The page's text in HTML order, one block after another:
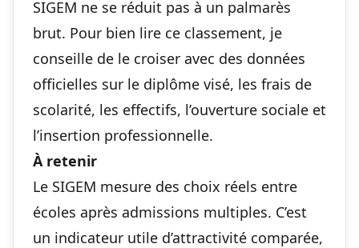
SIGEM ne se réduit pas à un palmarès
brut. Pour bien lire ce classement, je
conseille de le croiser avec des données
officielles sur le diplôme visé, les frais de
scolarité, les effectifs, l’ouverture sociale et
l’insertion professionnelle.
À retenir
Le SIGEM mesure des choix réels entre
écoles après admissions multiples. C’est
un indicateur utile d’attractivité comparée,